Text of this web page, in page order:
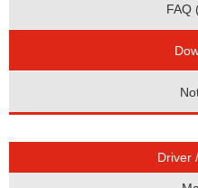
FAQ
Driver